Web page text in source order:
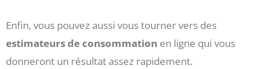
Enfin, vous pouvez aussi vous tourner vers des
estimateurs de consommation en ligne qui vous
donneront un résultat assez rapidement.